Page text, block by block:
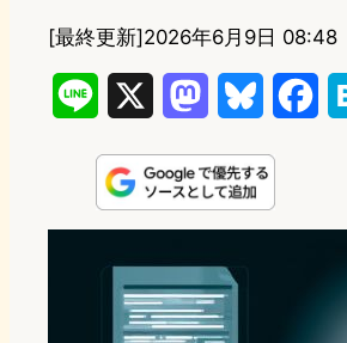
[最終更新]2026年6月9日 08:48
n
e
s
t
d
u
e
e